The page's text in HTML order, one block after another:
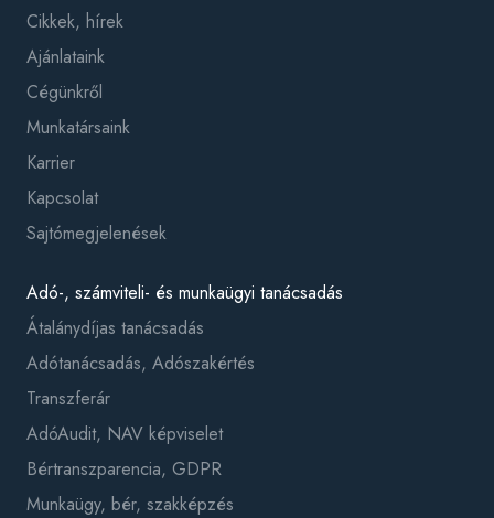
Cikkek, hírek
Ajánlataink
Cégünkről
Munkatársaink
Karrier
Kapcsolat
Sajtómegjelenések
Adó-, számviteli- és munkaügyi tanácsadás
Átalánydíjas tanácsadás
Adótanácsadás, Adószakértés
Transzferár
AdóAudit, NAV képviselet
Bértranszparencia, GDPR
Munkaügy, bér, szakképzés